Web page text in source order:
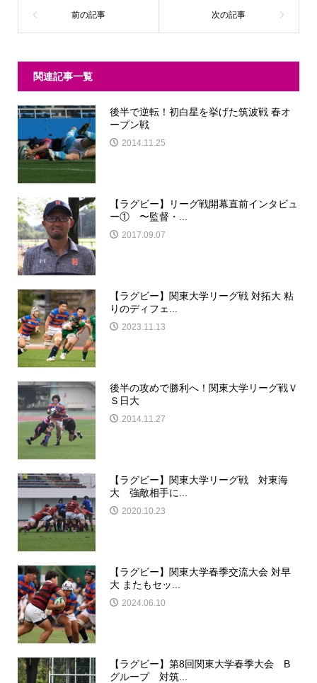
関連記事一覧
後半で逆転！初白星を挙げた筑波戦 春オ
ープン戦
2014.11.25
【ラグビー】リーグ戦開幕直前インタビュ
ー① 〜監督・...
2017.09.07
【ラグビー】関東大学リーグ戦 対拓大 粘
りのディフェ...
2023.11.13
後半の攻めで勝利へ！関東大学リーグ戦Ｖ
Ｓ日大
2014.11.27
【ラグビー】関東大学リーグ戦 対東海
大 強敵相手に...
2020.10.23
【ラグビー】関東大学春季交流大会 対早
大 またもセッ...
2024.06.10
【ラグビー】第8回関東大学春季大会 B
グループ 対筑...